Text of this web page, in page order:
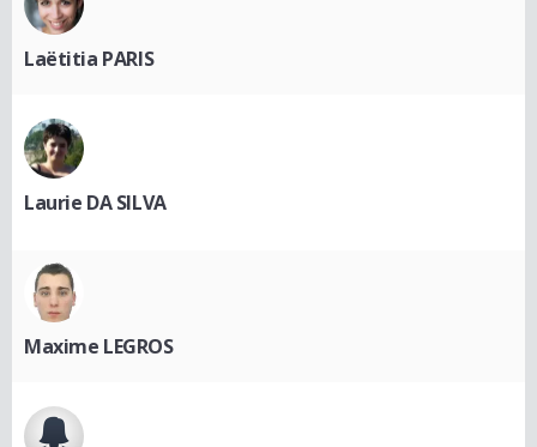
Laëtitia PARIS
Laurie DA SILVA
Maxime LEGROS